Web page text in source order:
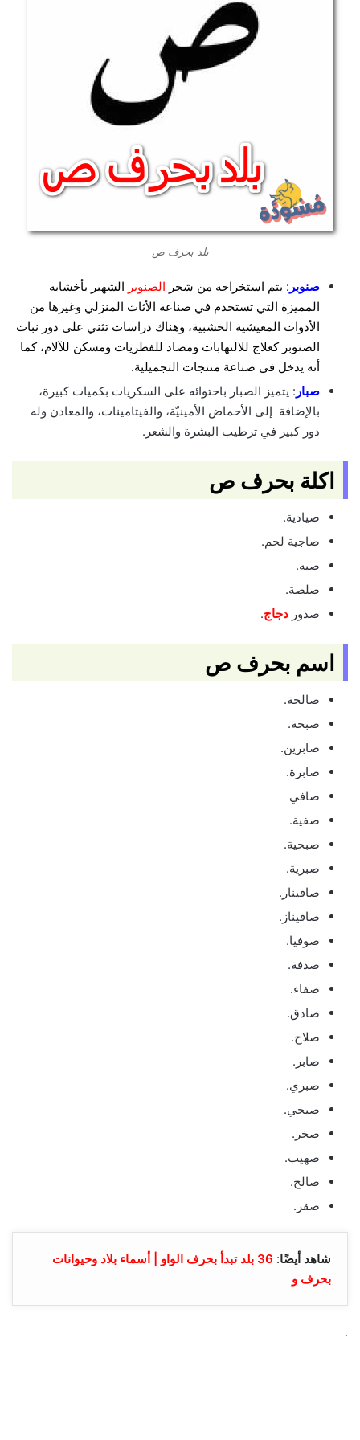
بلد بحرف ص
صنوبر : يتم استخراجه من شجر الصنوبر الشهير بأخشابه
المميزة التي تستخدم في صناعة الأثاث المنزلي وغيرها من
الأدوات المعيشية الخشبية، وهناك دراسات تثني على دور نبات
الصنوبر كعلاج للالتهابات ومضاد للفطريات ومسكن للآلام، كما
أنه يدخل في صناعة منتجات التجميلية.
صبار : يتميز الصبار باحتوائه على السكريات بكميات كبيرة،
بالإضافة إلى الأحماض الأمينيّة، والفيتامينات، والمعادن وله
دور كبير في ترطيب البشرة والشعر.
اكلة بحرف ص
صيادية.
صاجية لحم.
صبه.
صلصة.
صدور دجاج.
اسم بحرف ص
صالحة.
صبحة.
صابرين.
صابرة.
صافي
صفية.
صبحية.
صبرية.
صافينار.
صافيناز.
صوفيا.
صدفة.
صفاء.
صادق.
صلاح.
صابر.
صبري.
صبحي.
صخر.
صهيب.
صالح.
صقر.
شاهد أيضًا:
36 بلد تبدأ بحرف الواو | أسماء بلاد وحيوانات
بحرف و
.